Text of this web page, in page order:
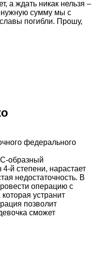
а ждать никак нельзя –
нужную сумму мы с
погибли. Прошу,
федерального
образный
4-й степени, нарастает
недостаточность. В
операцию с
устранит
позволит
сможет